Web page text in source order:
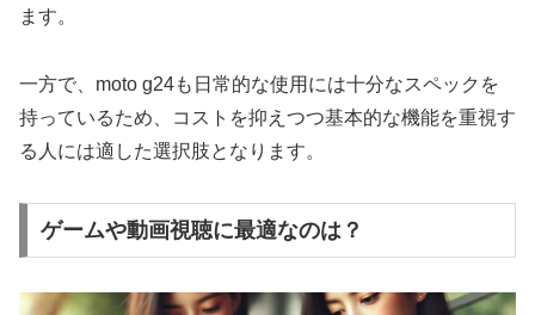
ます。
一方で、moto g24も日常的な使用には十分なスペックを
持っているため、コストを抑えつつ基本的な機能を重視す
る人には適した選択肢となります。
ゲームや動画視聴に最適なのは？